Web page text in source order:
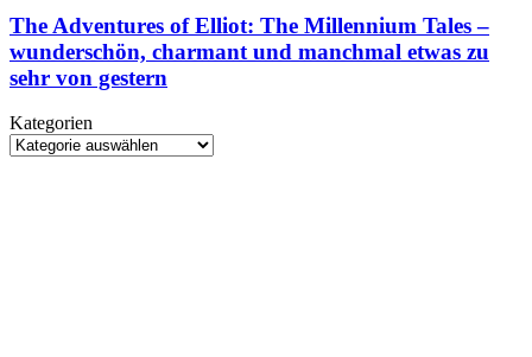
mit
Schrottkarren
of
Elliot:
The
Millennium
–
wunderschön,
The Adventures of Elliot: The Millennium Tales –
wunderschön, charmant und manchmal etwas zu
sehr von gestern
Kategorien
Kategorien